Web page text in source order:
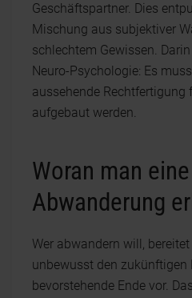
Geschäftspartner. Dies
Mischung aus subjektiver
schlechtem Gewissen.
Neuro-Psychologie: Es
aussehende Rechtfertigung
aufgebaut werden.
Woran man
Abwanderung
Wer abwandern will,
unbewusst den
bevorstehende Ende vor.